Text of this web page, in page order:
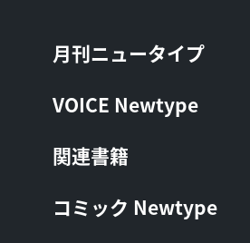
月刊ニュータイプ
VOICE Newtype
関連書籍
コミック Newtype